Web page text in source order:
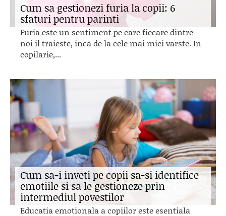
Cum sa gestionezi furia la copii: 6
sfaturi pentru parinti
Furia este un sentiment pe care fiecare dintre
noi il traieste, inca de la cele mai mici varste. In
copilarie,...
Cum sa-i inveti pe copii sa-si identifice
emotiile si sa le gestioneze prin
intermediul povestilor
Educatia emotionala a copiilor este esentiala